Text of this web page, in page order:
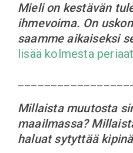
Mieli on kestävän
ihmevoima. On
saamme aikaiseksi
lisää kolmesta
Millaista muutosta
maailmassa?
haluat sytyttää